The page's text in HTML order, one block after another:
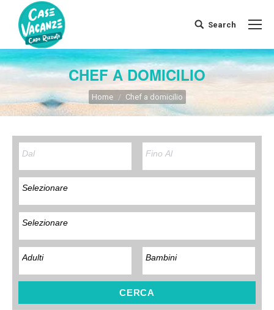
Search:
Search
CHEF A DOMICILIO
You are here: Home Chef a domicilio
CERCA